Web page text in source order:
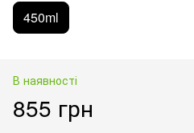
450ml
В наявності
855 грн